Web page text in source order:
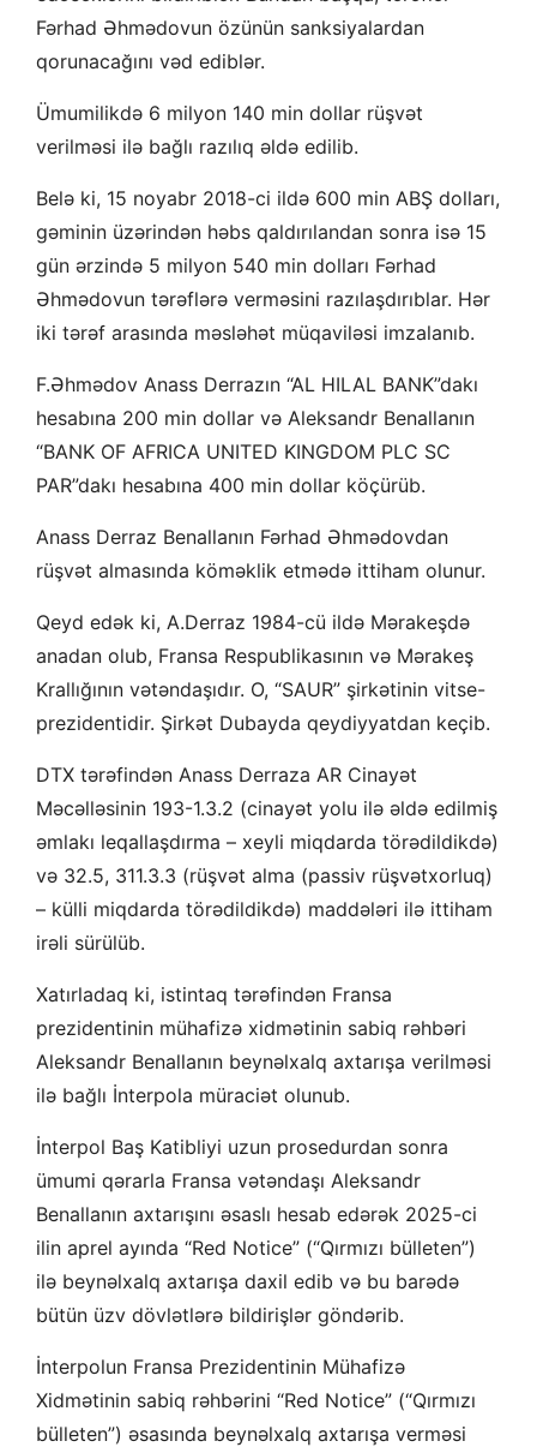
Fərhad Əhmədovun özünün sanksiyalardan
qorunacağını vəd ediblər.
Ümumilikdə 6 milyon 140 min dollar rüşvət
verilməsi ilə bağlı razılıq əldə edilib.
Belə ki, 15 noyabr 2018-ci ildə 600 min ABŞ dolları,
gəminin üzərindən həbs qaldırılandan sonra isə 15
gün ərzində 5 milyon 540 min dolları Fərhad
Əhmədovun tərəflərə verməsini razılaşdırıblar. Hər
iki tərəf arasında məsləhət müqaviləsi imzalanıb.
F.Əhmədov Anass Derrazın “AL HILAL BANK”dakı
hesabına 200 min dollar və Aleksandr Benallanın
“BANK OF AFRICA UNITED KINGDOM PLC SC
PAR”dakı hesabına 400 min dollar köçürüb.
Anass Derraz Benallanın Fərhad Əhmədovdan
rüşvət almasında köməklik etmədə ittiham olunur.
Qeyd edək ki, A.Derraz 1984-cü ildə Mərakeşdə
anadan olub, Fransa Respublikasının və Mərakeş
Krallığının vətəndaşıdır. O, “SAUR” şirkətinin vitse-
prezidentidir. Şirkət Dubayda qeydiyyatdan keçib.
DTX tərəfindən Anass Derraza AR Cinayət
Məcəlləsinin 193-1.3.2 (cinayət yolu ilə əldə edilmiş
əmlakı leqallaşdırma – xeyli miqdarda törədildikdə)
və 32.5, 311.3.3 (rüşvət alma (passiv rüşvətxorluq)
– külli miqdarda törədildikdə) maddələri ilə ittiham
irəli sürülüb.
Xatırladaq ki, istintaq tərəfindən Fransa
prezidentinin mühafizə xidmətinin sabiq rəhbəri
Aleksandr Benallanın beynəlxalq axtarışa verilməsi
ilə bağlı İnterpola müraciət olunub.
İnterpol Baş Katibliyi uzun prosedurdan sonra
ümumi qərarla Fransa vətəndaşı Aleksandr
Benallanın axtarışını əsaslı hesab edərək 2025-ci
ilin aprel ayında “Red Notice” (“Qırmızı bülleten”)
ilə beynəlxalq axtarışa daxil edib və bu barədə
bütün üzv dövlətlərə bildirişlər göndərib.
İnterpolun Fransa Prezidentinin Mühafizə
Xidmətinin sabiq rəhbərini “Red Notice” (“Qırmızı
bülleten”) əsasında beynəlxalq axtarışa verməsi